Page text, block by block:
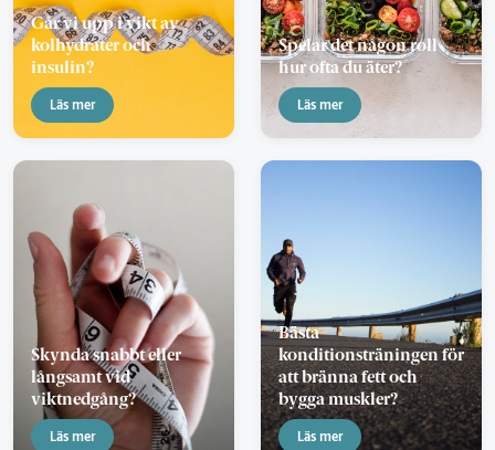
Går vi upp i vikt av
kolhydrater och
insulin?
Läs mer
Spelar det någon roll
hur ofta du äter?
Läs mer
Skynda snabbt eller
långsamt vid
viktnedgång?
Läs mer
Bästa
konditionsträningen för
att bränna fett och
bygga muskler?
Läs mer